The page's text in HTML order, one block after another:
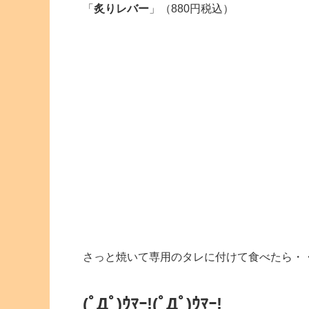
「 炙りレバー 」（880円税込）
さっと焼いて専用のタレに付けて食べたら・
(ﾟДﾟ)ｳﾏｰ!(ﾟДﾟ)ｳﾏｰ!